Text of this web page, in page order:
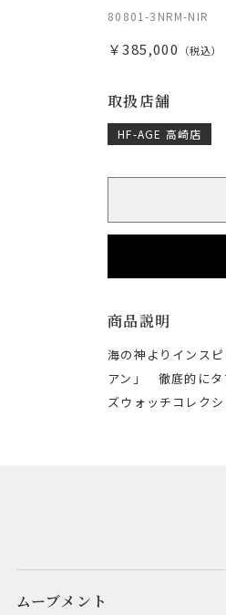
80801-3NRM-NIR
￥385,000 （税込）
取扱店舗
HF-AGE 高崎店
商品説明
海の神よりインス
アン」 徹底的にタ
ズウォッチコレクシ
ムーブメント